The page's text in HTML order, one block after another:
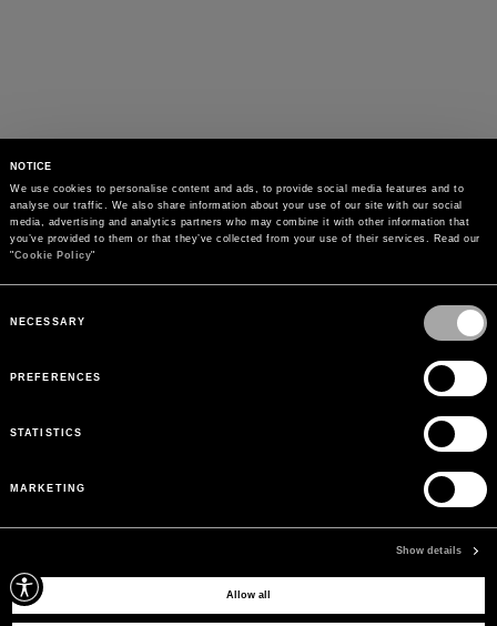
NOTICE
We use cookies to personalise content and ads, to provide social media features and to
analyse our traffic. We also share information about your use of our site with our social
media, advertising and analytics partners who may combine it with other information that
you’ve provided to them or that they’ve collected from your use of their services. Read our
"Cookie Policy"
Selection
NECESSARY
PREFERENCES
STATISTICS
MARKETING
Show details
Allow all
SUSCRÍBETE A NUESTRO BOLETÍN